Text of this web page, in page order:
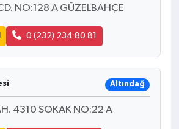
NO:128 A GÜZELBAHÇE
0 (232) 234 80 81
Altındağ
4310 SOKAK NO:22 A